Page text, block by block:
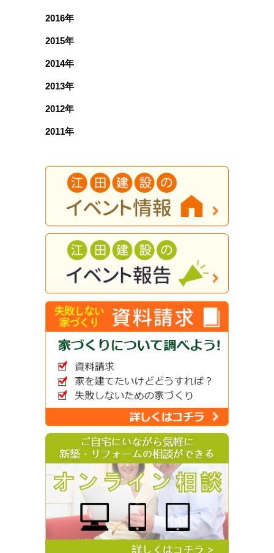
2016年
2015年
2014年
2013年
2012年
2011年